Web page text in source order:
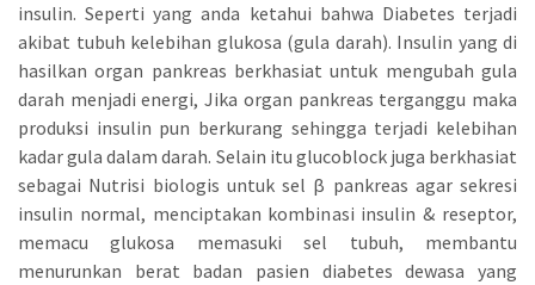
insulin. Seperti yang anda ketahui bahwa Diabetes terjadi
akibat tubuh kelebihan glukosa (gula darah). Insulin yang di
hasilkan organ pankreas berkhasiat untuk mengubah gula
darah menjadi energi, Jika organ pankreas terganggu maka
produksi insulin pun berkurang sehingga terjadi kelebihan
kadar gula dalam darah. Selain itu glucoblock juga berkhasiat
sebagai Nutrisi biologis untuk sel β pankreas agar sekresi
insulin normal, menciptakan kombinasi insulin & reseptor,
memacu glukosa memasuki sel tubuh, membantu
menurunkan berat badan pasien diabetes dewasa yang